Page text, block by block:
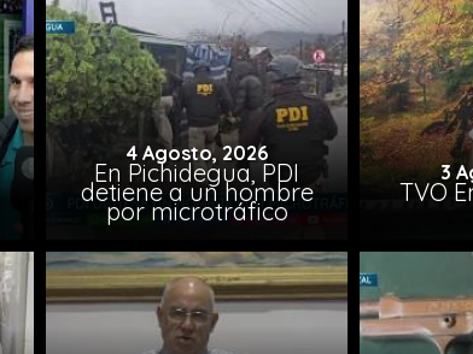
4 Agosto, 2026
En Pichidegua, PDI
detiene a un hombre
por microtráfico
3
TVO